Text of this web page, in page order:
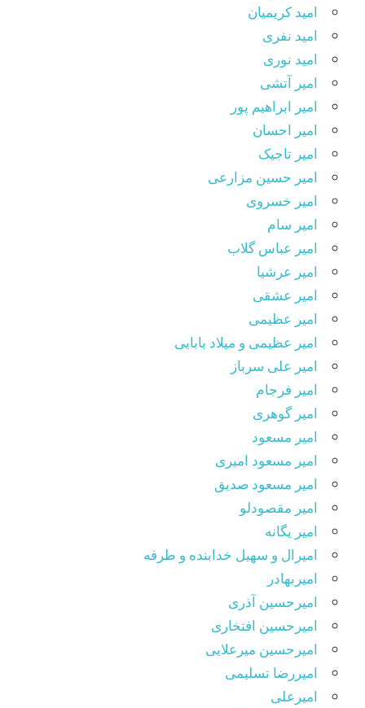
امید کریمیان
امید نفری
امید نوری
امیر آتشی
امیر ابراهیم پور
امیر احسان
امیر تاجیک
امیر حسین مزارعی
امیر خسروی
امیر سام
امیر عباس گلاب
امیر عرشیا
امیر عشقی
امیر عظیمی
امیر عظیمی و میلاد بابایی
امیر علی سرباز
امیر فرجام
امیر گوهری
امیر مسعود
امیر مسعود امیری
امیر مسعود صدیق
امیر مقصودلو
امیر یگانه
امیرال و سهیل خدابنده و طرفه
امیربهادر
امیرحسین آذری
امیرحسین افتخاری
امیرحسین میرعلایی
امیررضا تسلیمی
امیرعلی